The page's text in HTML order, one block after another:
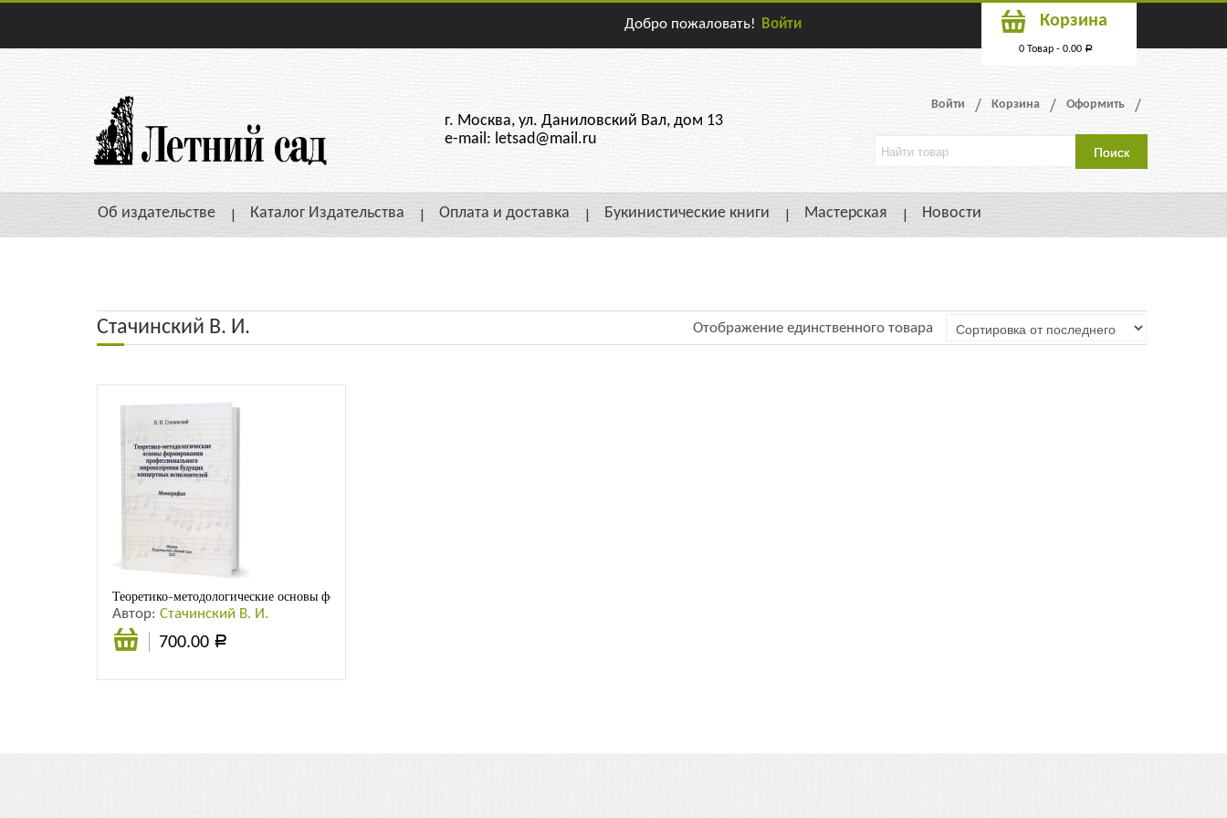
Добро пожаловать! Войти Корзина
0 Товар - 0.00 Р
г. Москва, ул. Даниловский Вал, дом 13
e-mail: letsad@mail.ru
Войти Корзина Оформить
Об издательстве Каталог Издательства Оплата и доставка Букинистические книги Мастерская Новости
Стачинский В. И. Отображение единственного товара
Теоретико-методологические основы формирования профессионально
Автор: Стачинский В. И.
700.00 Р